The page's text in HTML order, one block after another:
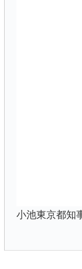
小池東京都知